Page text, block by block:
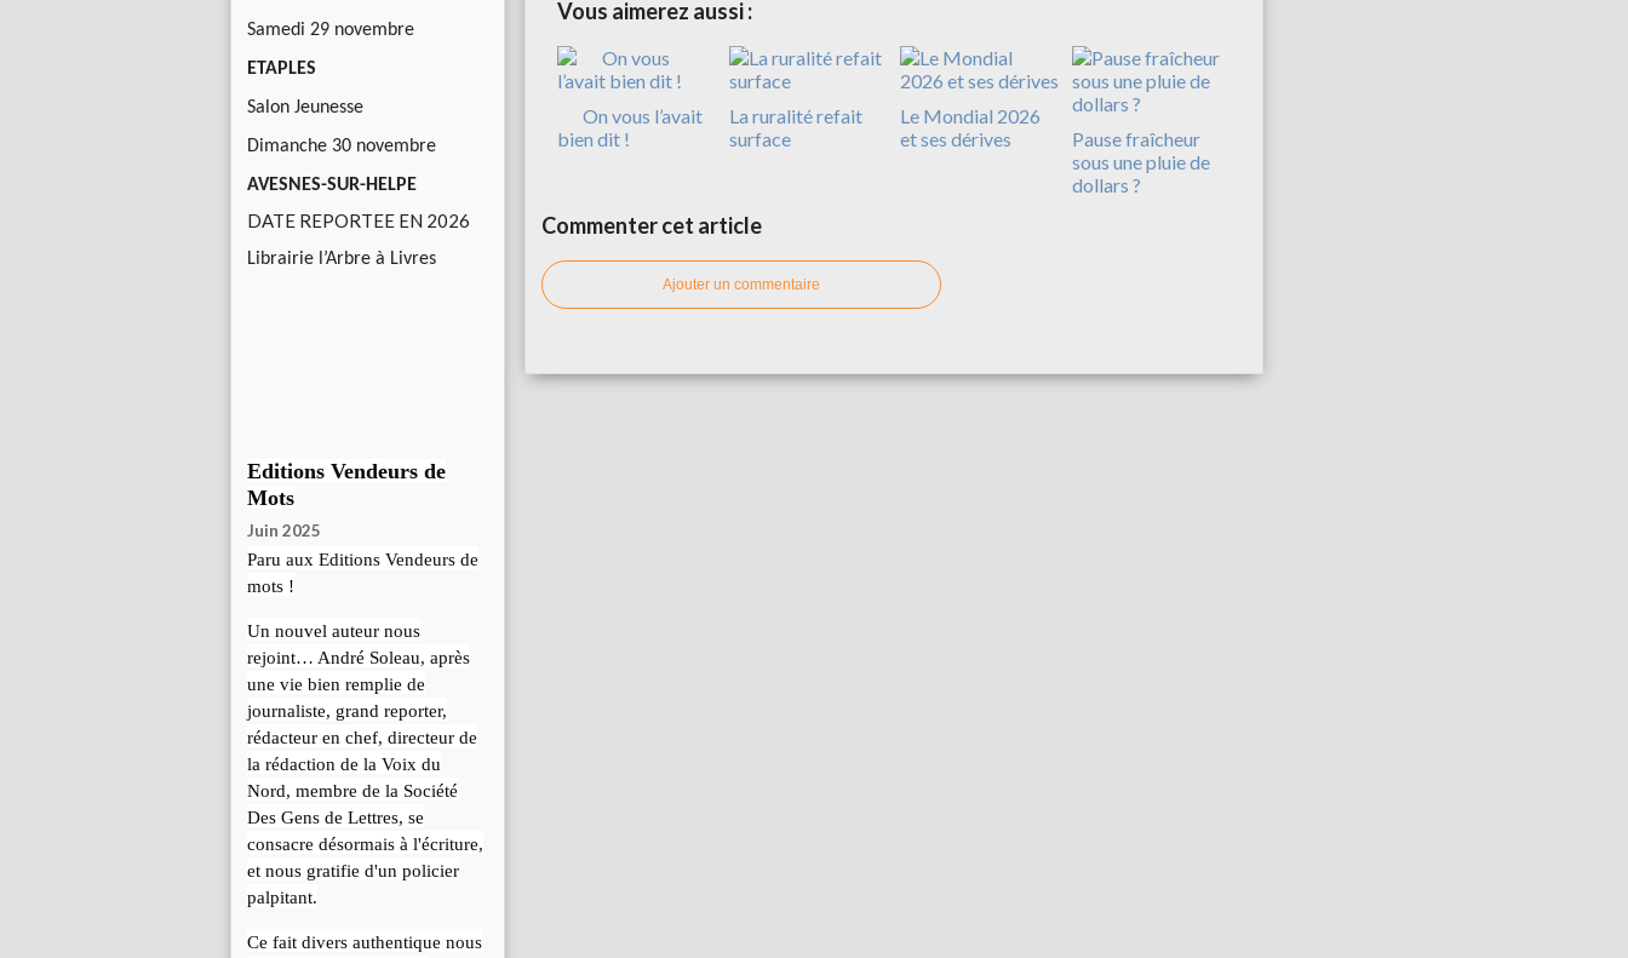
Samedi 29 novembre
ETAPLES
Salon Jeunesse
Dimanche 30 novembre
AVESNES-SUR-HELPE
DATE REPORTEE EN 2026
Librairie l’Arbre à Livres
Editions Vendeurs de
Mots
Juin 2025
Paru aux Editions Vendeurs de
mots !
Un nouvel auteur nous
rejoint… André Soleau, après
une vie bien remplie de
journaliste, grand reporter,
rédacteur en chef, directeur de
la rédaction de la Voix du
Nord, membre de la Société
Des Gens de Lettres, se
consacre désormais à l'écriture,
et nous gratifie d'un policier
palpitant.
Ce fait divers authentique nous
Vous aimerez aussi :
On vous l’avait
bien dit !
La ruralité refait
surface
Le Mondial 2026
et ses dérives
Pause fraîcheur
sous une pluie de
dollars ?
Commenter cet article
Ajouter un commentaire